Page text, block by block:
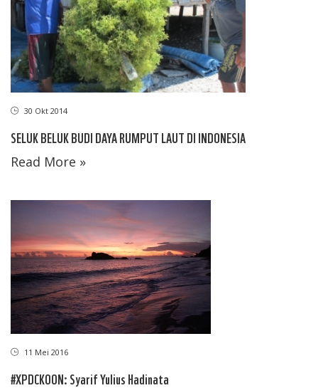
30 Okt 2014
SELUK BELUK BUDI DAYA RUMPUT LAUT DI INDONESIA
Read More »
11 Mei 2016
#XPDCKOON: Syarif Yulius Hadinata